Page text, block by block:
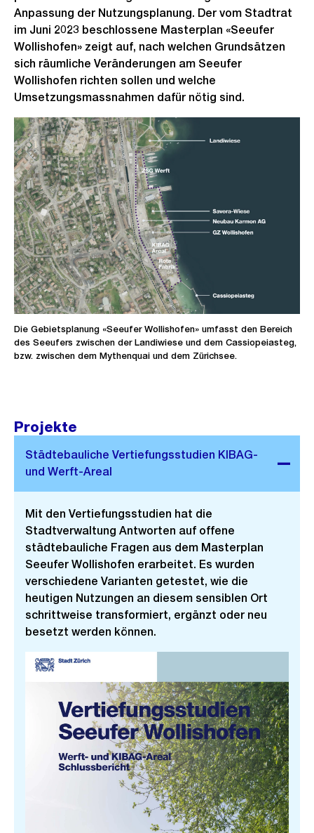
Anpassung der Nutzungsplanung. Der vom Stadtrat
im Juni 2023 beschlossene Masterplan «Seeufer
Wollishofen» zeigt auf, nach welchen Grundsätzen
sich räumliche Veränderungen am Seeufer
Wollishofen richten sollen und welche
Umsetzungsmassnahmen dafür nötig sind.
Die Gebietsplanung «Seeufer Wollishofen» umfasst den Bereich
des Seeufers zwischen der Landiwiese und dem Cassiopeiasteg,
bzw. zwischen dem Mythenquai und dem Zürichsee.
Projekte
Mit den Vertiefungsstudien hat die
Stadtverwaltung Antworten auf offene
städtebauliche Fragen aus dem Masterplan
Seeufer Wollishofen erarbeitet. Es wurden
verschiedene Varianten getestet, wie die
heutigen Nutzungen an diesem sensiblen Ort
schrittweise transformiert, ergänzt oder neu
besetzt werden können.